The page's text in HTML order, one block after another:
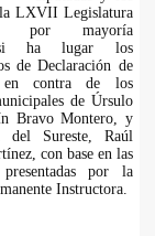
LXVII Legislatura
por mayoría
si ha lugar los
de Declaración de
en contra de los
de Úrsulo
Bravo Montero, y
del Sureste, Raúl
con base en las
presentadas por la
Instructora.